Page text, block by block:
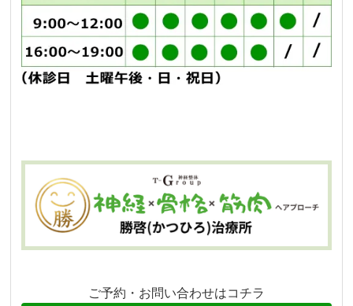
ご予約・お問い合わせはコチラ